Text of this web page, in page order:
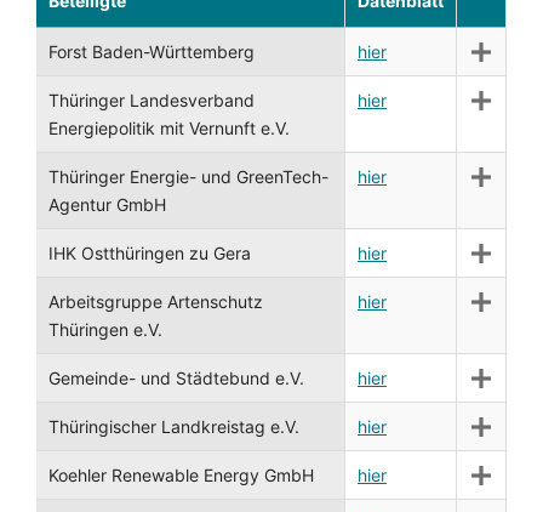
Forst Baden-Württemberg hier
Thüringer Landesverband
Energiepolitik mit Vernunft e.V.
hier
Thüringer Energie- und GreenTech-
Agentur GmbH
hier
IHK Ostthüringen zu Gera hier
Arbeitsgruppe Artenschutz
Thüringen e.V.
hier
Gemeinde- und Städtebund e.V. hier
Thüringischer Landkreistag e.V. hier
Koehler Renewable Energy GmbH hier